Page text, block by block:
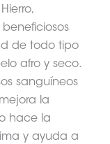
de todo tipo
afro y seco.
sanguíneos
la
hace la
y ayuda a